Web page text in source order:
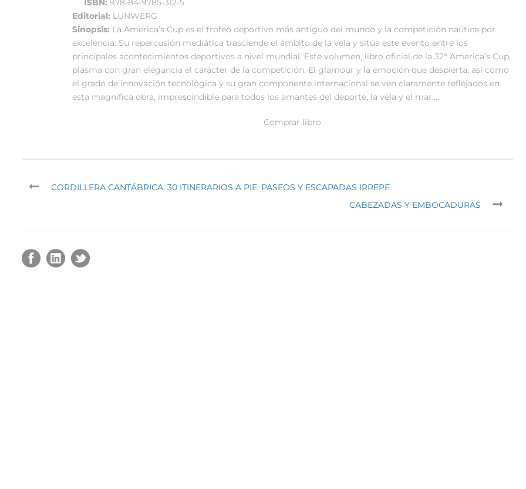
ISBN: 978-84-9785-312-5
Editorial: LUNWERG
Sinopsis: La America’s Cup es el trofeo deportivo más antiguo del mundo y la competición naútica por
excelencia. Su repercusión mediática trasciende el ámbito de la vela y sitúa este evento entre los
principales acontecimientos deportivos a nivel mundial. Este volumen, libro oficial de la 32ª America’s Cup,
plasma con gran elegancia el carácter de la competición. El glamour y la emoción que despierta, así como
el grado de innovación tecnológica y su gran componente internacional se ven claramente reflejados en
esta magnífica obra, imprescindible para todos los amantes del deporte, la vela y el mar….
Comprar libro
CORDILLERA CANTÁBRICA. 30 ITINERARIOS A PIE. PASEOS Y ESCAPADAS IRREPE
CABEZADAS Y EMBOCADURAS